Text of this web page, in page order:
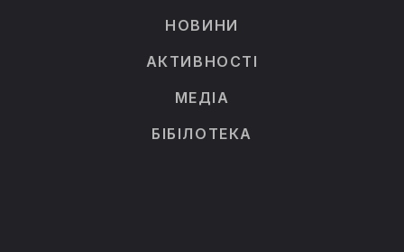
НОВИНИ
АКТИВНОСТІ
МЕДІА
БІБІЛОТЕКА